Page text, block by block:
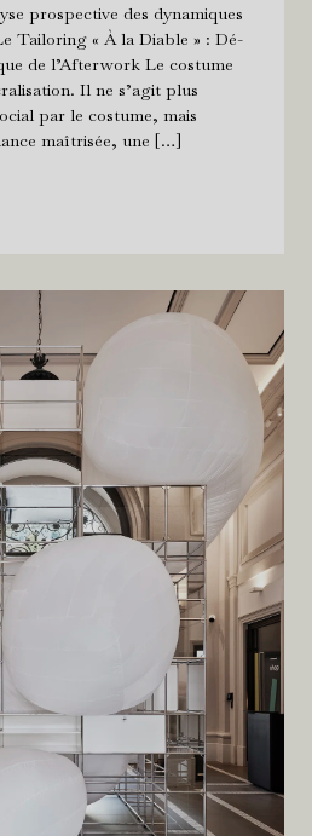
prospective des dynamiques
Tailoring « À la Diable » : Dé-
de l’Afterwork Le costume
Il ne s’agit plus
par le costume, mais
maîtrisée, une […]